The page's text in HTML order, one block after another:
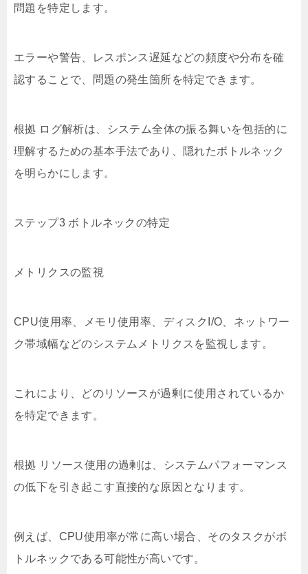
問題を特定します。
エラーや警告、レスポンス遅延などの頻度や分布を確
認することで、問題の発生箇所を特定できます。
根拠 ログ解析は、システム全体の振る舞いを包括的に
理解するための基本手法であり、隠れたボトルネック
を明らかにします。
ステップ3 ボトルネックの特定
メトリクスの監視
CPU使用率、メモリ使用率、ディスクI/O、ネットワー
ク帯域幅などのシステムメトリクスを監視します。
これにより、どのリソースが過剰に使用されているか
を特定できます。
根拠 リソース使用の過剰は、システムパフォーマンス
の低下を引き起こす直接的な原因となります。
例えば、CPU使用率が常に高い場合、そのタスクがボ
トルネックである可能性が高いです。